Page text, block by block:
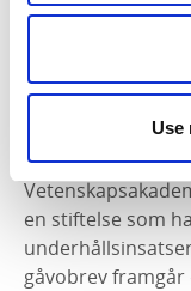
Use
Hon donerade
en stiftelse som
gåvobrev